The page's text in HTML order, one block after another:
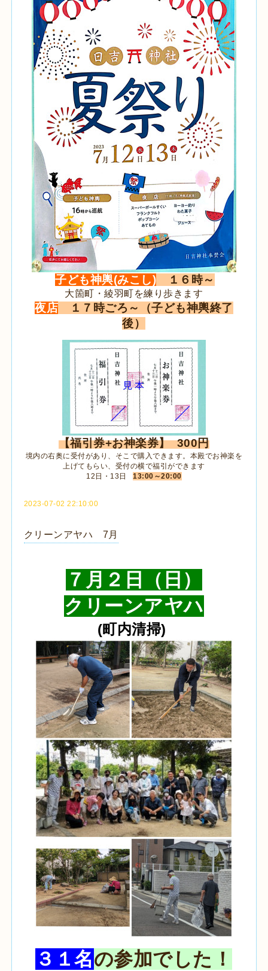
子ども神輿(みこし) １６時～
大箇町・綾羽町を練り歩きます
夜店 １７時ごろ～（子ども神輿終了
後）
【福引券+お神楽券】 300円
境内の右奥に受付があり、そこで購入できます。本殿でお神楽を
上げてもらい、受付の横で福引ができます
12日・13日13:00～20:00
2023-07-02 22:10:00
クリーンアヤハ 7月
７月２日（日）
クリーンアヤハ
(町内清掃)
３１名の参加でした！